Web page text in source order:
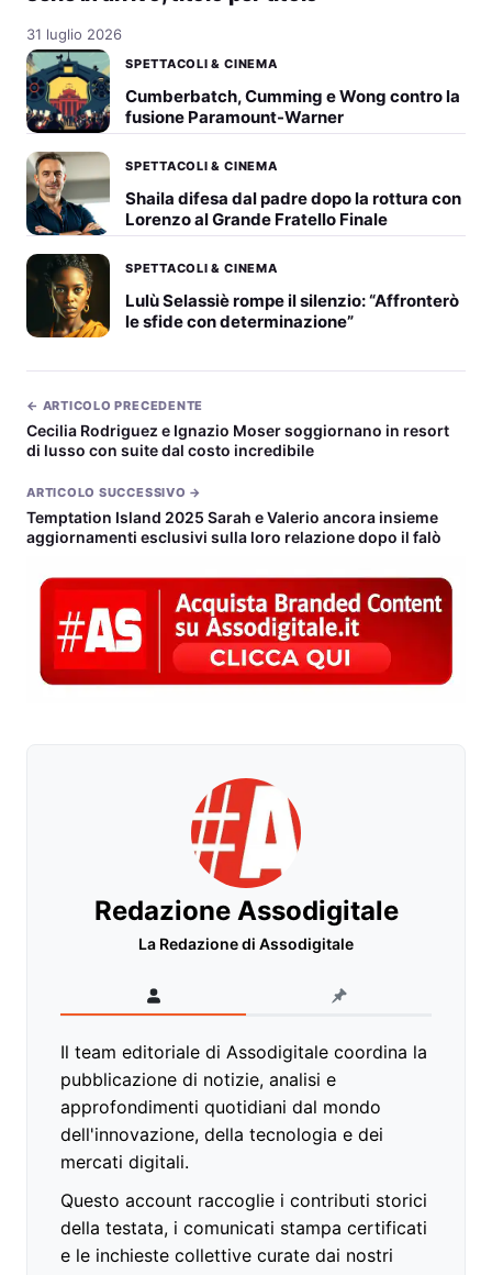
31 luglio 2026
SPETTACOLI & CINEMA
Cumberbatch, Cumming e Wong contro la
fusione Paramount-Warner
SPETTACOLI & CINEMA
Shaila difesa dal padre dopo la rottura con
Lorenzo al Grande Fratello Finale
SPETTACOLI & CINEMA
Lulù Selassiè rompe il silenzio: “Affronterò
le sfide con determinazione”
← ARTICOLO PRECEDENTE
Cecilia Rodriguez e Ignazio Moser soggiornano in resort
di lusso con suite dal costo incredibile
ARTICOLO SUCCESSIVO →
Temptation Island 2025 Sarah e Valerio ancora insieme
aggiornamenti esclusivi sulla loro relazione dopo il falò
Redazione Assodigitale
La Redazione di Assodigitale
Il team editoriale di Assodigitale coordina la
pubblicazione di notizie, analisi e
approfondimenti quotidiani dal mondo
dell'innovazione, della tecnologia e dei
mercati digitali.
Questo account raccoglie i contributi storici
della testata, i comunicati stampa certificati
e le inchieste collettive curate dai nostri